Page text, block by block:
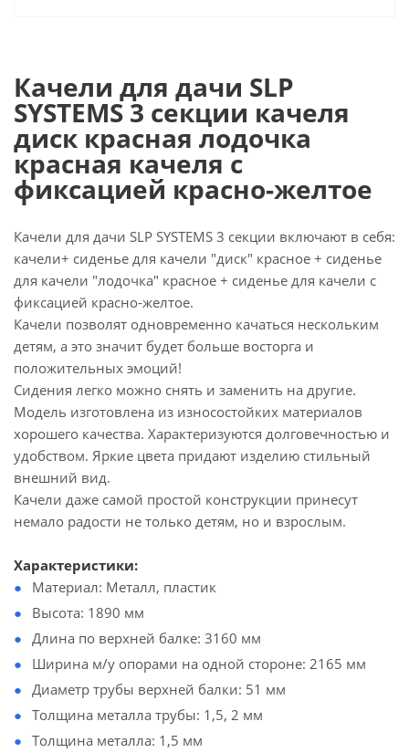
Качели для дачи SLP
SYSTEMS 3 секции качеля
диск красная лодочка
красная качеля с
фиксацией красно-желтое
Качели для дачи SLP SYSTEMS 3 секции включают в себя:
качели+ сиденье для качели "диск" красное + сиденье
для качели "лодочка" красное + сиденье для качели с
фиксацией красно-желтое.
Качели позволят одновременно качаться нескольким
детям, а это значит будет больше восторга и
положительных эмоций!
Сидения легко можно снять и заменить на другие.
Модель изготовлена из износостойких материалов
хорошего качества. Характеризуются долговечностью и
удобством. Яркие цвета придают изделию стильный
внешний вид.
Качели даже самой простой конструкции принесут
немало радости не только детям, но и взрослым.
Характеристики:
Материал: Металл, пластик
Высота: 1890 мм
Длина по верхней балке: 3160 мм
Ширина м/у опорами на одной стороне: 2165 мм
Диаметр трубы верхней балки: 51 мм
Толщина металла трубы: 1,5, 2 мм
Толщина металла: 1,5 мм